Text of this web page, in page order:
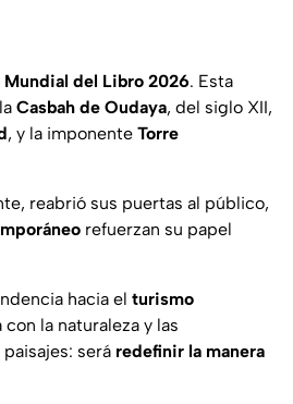
del Libro 2026. Esta
Casbah de Oudaya, del siglo XII,
, y la imponente Torre
reabrió sus puertas al público,
refuerzan su papel
hacia el turismo
la naturaleza y las
será redefinir la manera